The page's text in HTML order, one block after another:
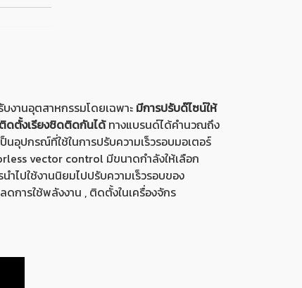
งานอุตสาหกรรมโดยเฉพาะ มีการปรับด๊ไซน์ให้
ดตั้งเรียงชิดติดกันได้ทางแบรนด์ได้คำนวณถึง
นอุปกรณ์ที่ใช้ในการปรับความเร็วรอบมอเตอร์
vector control มีขนาดกำลังให้เลือก
ไปใช้งานนิยมไปปรับความเร็วรอบของ
ดการใช้พลังงาน , ติดตั้งในเครื่องจักร